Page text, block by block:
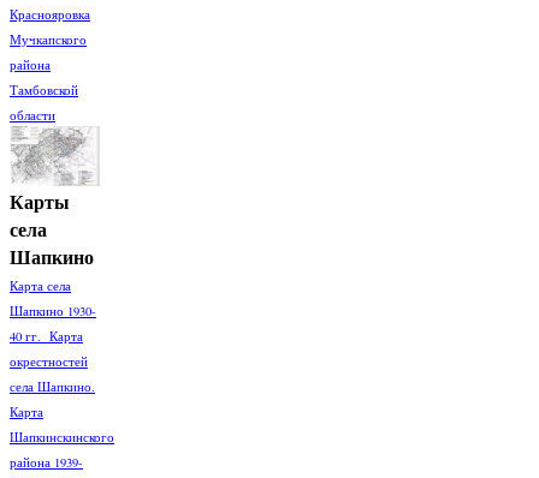
Краснояровка
Мучкапского
района
Тамбовской
области
Карты
села
Шапкино
Карта села
Шапкино 1930-
40 гг. Карта
окрестностей
села Шапкино.
Карта
Шапкинскинского
района 1939-